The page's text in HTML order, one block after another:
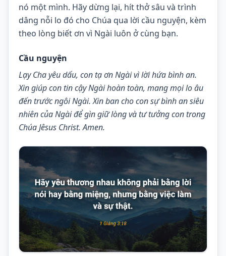
nó một mình. Hãy dừng lại, hít thở sâu và trình
dâng nỗi lo đó cho Chúa qua lời cầu nguyện, kèm
theo lòng biết ơn vì Ngài luôn ở cùng bạn.
Cầu nguyện
Lạy Cha yêu dấu, con tạ ơn Ngài vì lời hứa bình an.
Xin giúp con tin cậy Ngài hoàn toàn, mang mọi lo âu
đến trước ngôi Ngài. Xin ban cho con sự bình an siêu
nhiên của Ngài để gìn giữ lòng và tư tưởng con trong
Chúa Jêsus Christ. Amen.